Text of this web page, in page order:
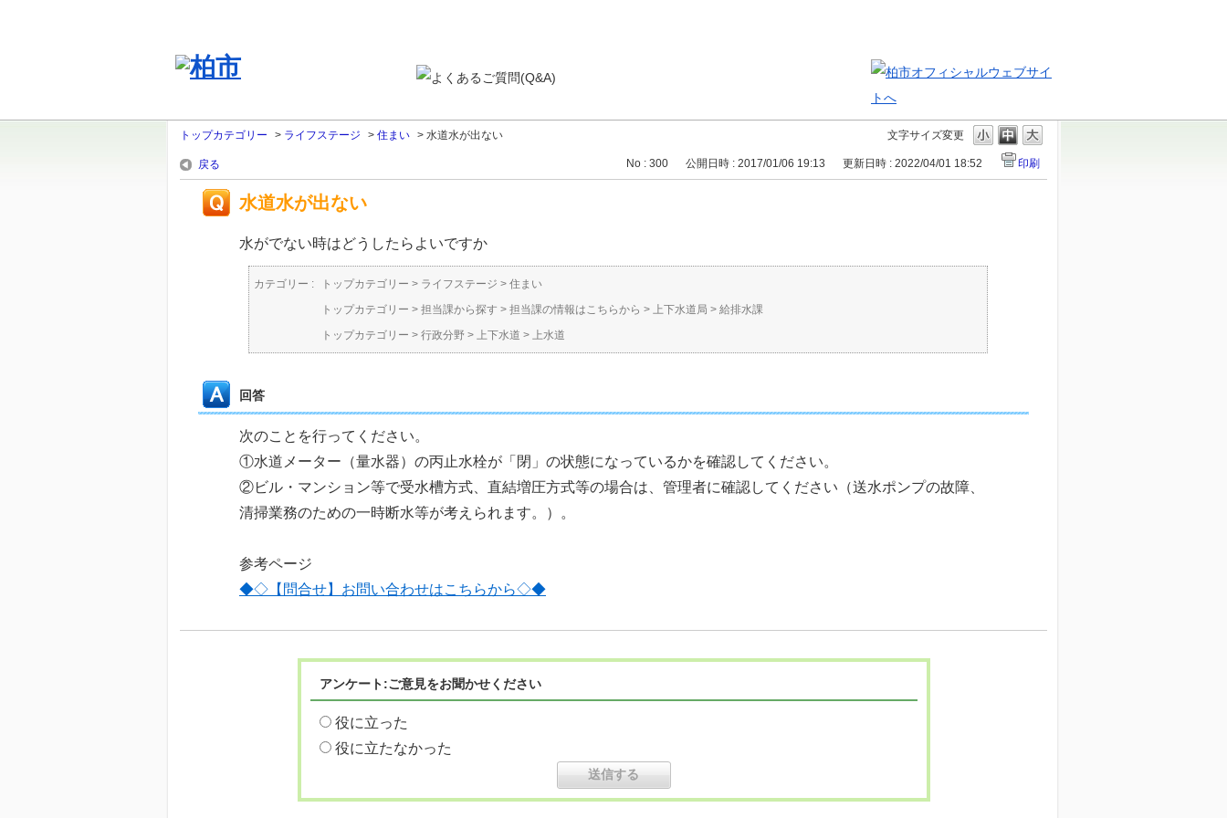
文字サイズ変更
トップカテゴリー > ライフステージ > 住まい > 水道水が出ない
戻る No : 300 公開日時 : 2017/01/06 19:13 更新日時 : 2022/04/01 18:52 印刷
水道水が出ない
水がでない時はどうしたらよいですか
カテゴリー : トップカテゴリー > ライフステージ > 住まい
トップカテゴリー > 担当課から探す > 担当課の情報はこちらから > 上下水道局 > 給排水課
トップカテゴリー > 行政分野 > 上下水道 > 上水道
回答
次のことを行ってください。
①水道メーター（量水器）の丙止水栓が「閉」の状態になっているかを確認してください。
②ビル・マンション等で受水槽方式、直結増圧方式等の場合は、管理者に確認してください（送水ポンプの故障、
清掃業務のための一時断水等が考えられます。）。
参考ページ
◆◇【問合せ】お問い合わせはこちらから◇◆
アンケート:ご意見をお聞かせください
役に立った
役に立たなかった